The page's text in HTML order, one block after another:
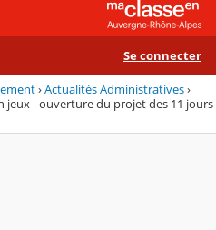
Se connecter
›Actualités Administratives›
jeux - ouverture du projet des 11 jours